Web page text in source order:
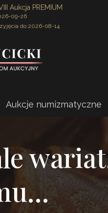
Aukcja PREMIUM
09-26
do:2026-08-14
Aukcje numizmatyczne